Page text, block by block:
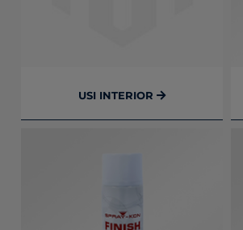
USI INTERIOR